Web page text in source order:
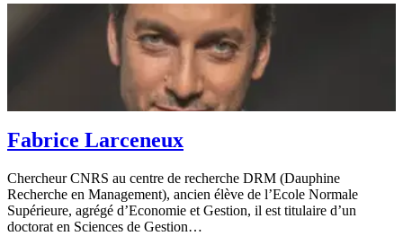
Fabrice Larceneux
Chercheur CNRS au centre de recherche DRM (Dauphine
Recherche en Management), ancien élève de l’Ecole Normale
Supérieure, agrégé d’Economie et Gestion, il est titulaire d’un
doctorat en Sciences de Gestion…